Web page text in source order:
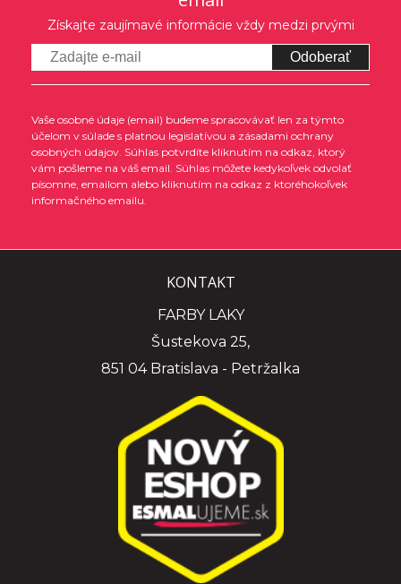
Získajte zaujímavé informácie vždy medzi prvými
Odoberať
Vaše osobné údaje (email) budeme spracovávať len za týmto
účelom v súlade s platnou legislatívou a zásadami ochrany
osobných údajov. Súhlas potvrdíte kliknutím na odkaz, ktorý
vám pošleme na váš email. Súhlas môžete kedykoľvek odvolať
písomne, emailom alebo kliknutím na odkaz z ktoréhokoľvek
informačného emailu.
KONTAKT
FARBY LAKY
Šustekova 25,
851 04 Bratislava - Petržalka